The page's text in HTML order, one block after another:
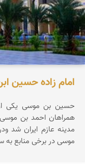
امام زاده حسین ابن
حسین بن موسی یکی
مدینه عازم ایران
موسی در برخی منابع